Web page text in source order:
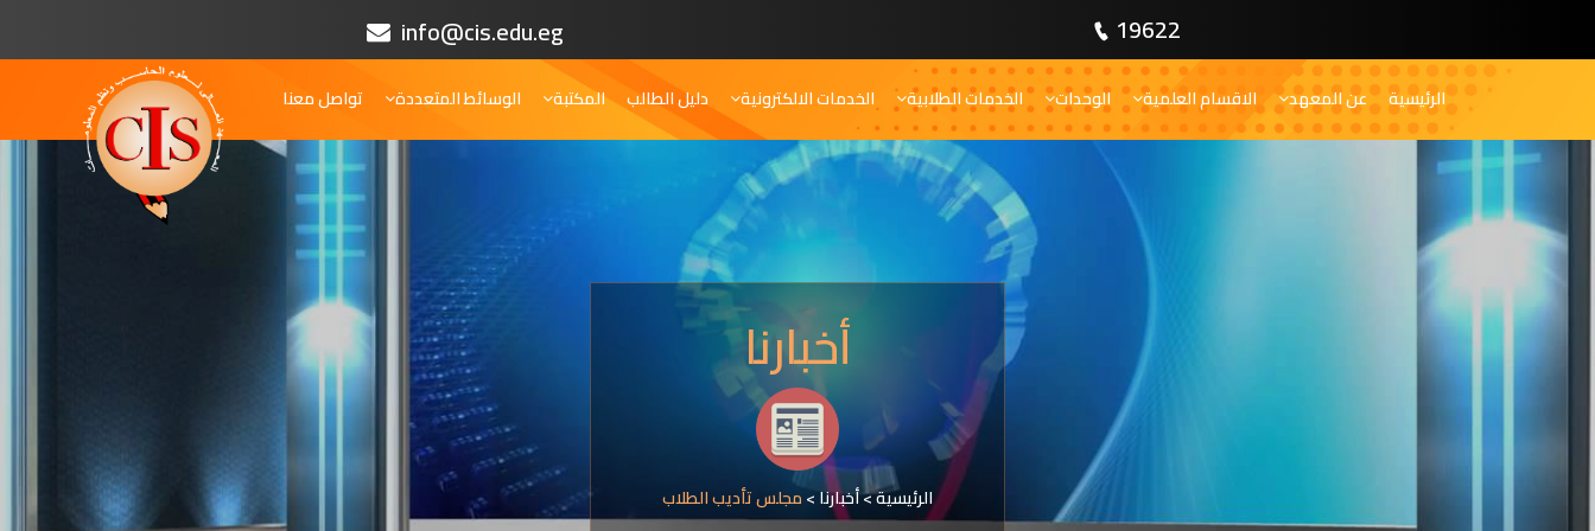
19622
info@cis.edu.eg
الرئيسية عن المعهد الاقسام العلمية الوحدات الخدمات الطلابية الخدمات الالكترونية دليل الطالب المكتبة الوسائط المتعددة تواصل معنا
أخبارنا
الرئيسية>أخبارنا>مجلس تأديب الطلاب